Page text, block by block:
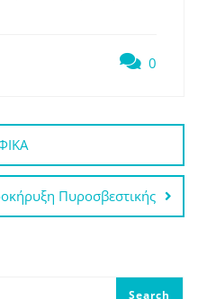
0
Πυροσβεστικής